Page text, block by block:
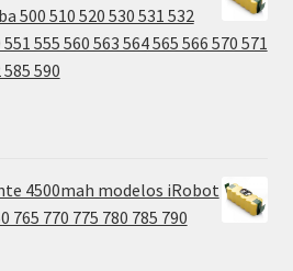
500 510 520 530 531 532
555 560 563 564 565 566 570 571
590
4500mah modelos iRobot
765 770 775 780 785 790